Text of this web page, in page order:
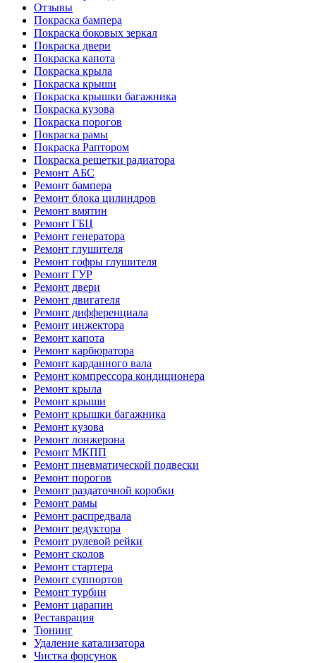
Отзывы
Покраска бампера
Покраска боковых зеркал
Покраска двери
Покраска капота
Покраска крыла
Покраска крыши
Покраска крышки багажника
Покраска кузова
Покраска порогов
Покраска рамы
Покраска Раптором
Покраска решетки радиатора
Ремонт АБС
Ремонт бампера
Ремонт блока цилиндров
Ремонт вмятин
Ремонт ГБЦ
Ремонт генератора
Ремонт глушителя
Ремонт гофры глушителя
Ремонт ГУР
Ремонт двери
Ремонт двигателя
Ремонт дифференциала
Ремонт инжектора
Ремонт капота
Ремонт карбюратора
Ремонт карданного вала
Ремонт компрессора кондиционера
Ремонт крыла
Ремонт крыши
Ремонт крышки багажника
Ремонт кузова
Ремонт лонжерона
Ремонт МКПП
Ремонт пневматической подвески
Ремонт порогов
Ремонт раздаточной коробки
Ремонт рамы
Ремонт распредвала
Ремонт редуктора
Ремонт рулевой рейки
Ремонт сколов
Ремонт стартера
Ремонт суппортов
Ремонт турбин
Ремонт царапин
Реставрация
Тюнинг
Удаление катализатора
Чистка форсунок